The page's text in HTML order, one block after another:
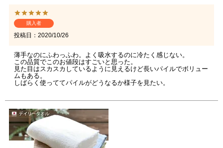
購入者
投稿日 2020/10/26
薄手なのにふわっふわ。よく吸水するのに冷たく感じない。
この品質でこのお値段はすごいと思った。
見た目はスカスカしているように見えるけど長いパイルでボリュー
ムもある。
しばらく使っててパイルがどうなるか様子を見たい。